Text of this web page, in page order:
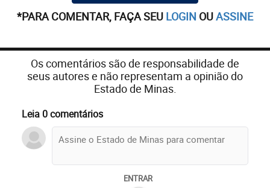
*PARA COMENTAR, FAÇA SEU LOGIN OUASSINE
Os comentários são de responsabilidade de
seus autores e não representam a opinião do
Estado de Minas.
Leia 0 comentários
ENTRAR